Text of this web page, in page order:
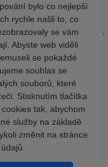
bylo co nejlepší
rychle našli to, co
se vám
Abyste web viděli
se pokaždé
souhlas se
souborů, které
Stisknutím tlačítka
cookies tak, abychom
služby na základě
změnit na stránce